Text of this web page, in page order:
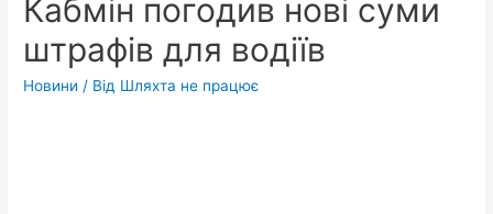
Кабмін погодив нові суми
штрафів для водіїв
Новини / Від Шляхта не працює